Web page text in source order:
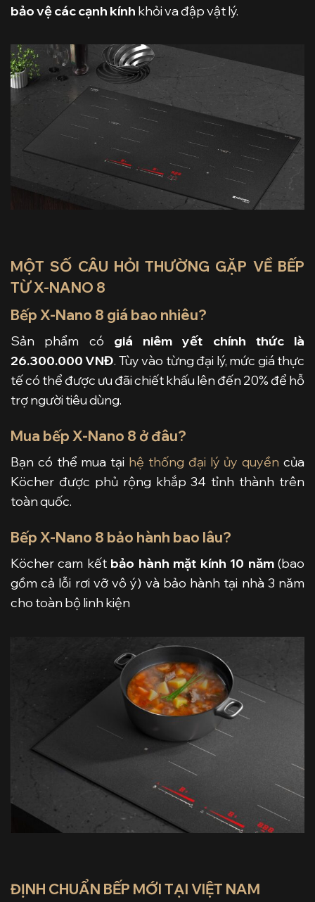
bảo vệ các cạnh kính khỏi va đập vật lý.
MỘT SỐ CÂU HỎI THƯỜNG GẶP VỀ BẾP
TỪ X-NANO 8
Bếp X-Nano 8 giá bao nhiêu?
Sản phẩm có giá niêm yết chính thức là
26.300.000 VNĐ. Tùy vào từng đại lý, mức giá thực
tế có thể được ưu đãi chiết khấu lên đến 20% để hỗ
trợ người tiêu dùng.
Mua bếp X-Nano 8 ở đâu?
Bạn có thể mua tại hệ thống đại lý ủy quyền của
Köcher được phủ rộng khắp 34 tỉnh thành trên
toàn quốc.
Bếp X-Nano 8 bảo hành bao lâu?
Köcher cam kết bảo hành mặt kính 10 năm(bao
gồm cả lỗi rơi vỡ vô ý) và bảo hành tại nhà 3 năm
cho toàn bộ linh kiện
ĐỊNH CHUẨN BẾP MỚI TẠI VIỆT NAM